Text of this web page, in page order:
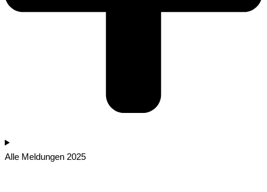
Alle Meldungen 2025